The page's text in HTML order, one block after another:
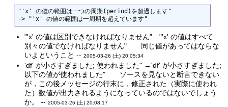
"'x' の値の範囲は一つの周期(period)を超過します"
-> "'x' の値の範囲は一周期を超えています"
"'x' の値は区別できなければなりません" "'x' の値はすべて
別々の値でなければなりません" 同じ値があってはならな
いよということ --2005-03-26 (土) 20:05:34
'df' が小さすぎました; 使われました" →'df' が小さすぎました;
以下の値が使われました" ソースを見ないと断言できない
が，この後メッセージの行末に，修正された（実際に使われ
た）数値が出力されるようになっているのではないでしょう
か。 --2005-03-26 (土) 20:08:17